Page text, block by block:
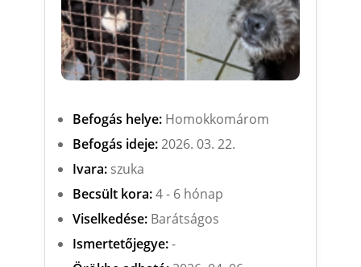
Befogás helye:Homokkomárom
Befogás ideje:2026. 03. 22.
Ivara:szuka
Becsült kora:4 - 6 hónap
Viselkedése:Barátságos
Ismertetőjegye:-